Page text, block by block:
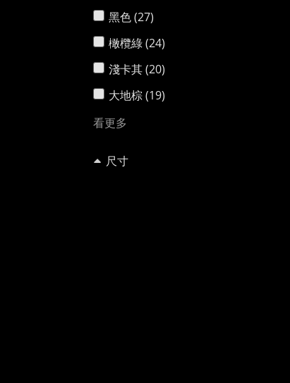
黑色 (27)
橄欖綠 (24)
淺卡其 (20)
大地棕 (19)
看更多
尺寸